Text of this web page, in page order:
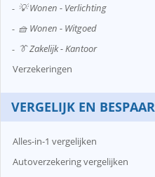
💡 Wonen - Verlichting
🧺 Wonen - Witgoed
👔 Zakelijk - Kantoor
Verzekeringen
VERGELIJK EN BESPAAR
Alles-in-1 vergelijken
Autoverzekering vergelijken